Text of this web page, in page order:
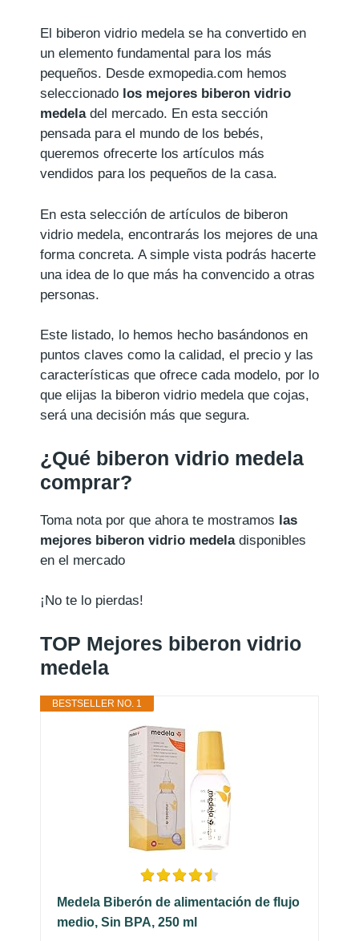
El biberon vidrio medela se ha convertido en
un elemento fundamental para los más
pequeños. Desde exmopedia.com hemos
seleccionado los mejores biberon vidrio
medeladel mercado. En esta sección
pensada para el mundo de los bebés,
queremos ofrecerte los artículos más
vendidos para los pequeños de la casa.
En esta selección de artículos de biberon
vidrio medela, encontrarás los mejores de una
forma concreta. A simple vista podrás hacerte
una idea de lo que más ha convencido a otras
personas.
Este listado, lo hemos hecho basándonos en
puntos claves como la calidad, el precio y las
características que ofrece cada modelo, por lo
que elijas la biberon vidrio medela que cojas,
será una decisión más que segura.
¿Qué biberon vidrio medela
comprar?
Toma nota por que ahora te mostramos las
mejores biberon vidrio medeladisponibles
en el mercado
¡No te lo pierdas!
TOP Mejores biberon vidrio
medela
BESTSELLER NO. 1
Medela Biberón de alimentación de flujo
medio, Sin BPA, 250 ml